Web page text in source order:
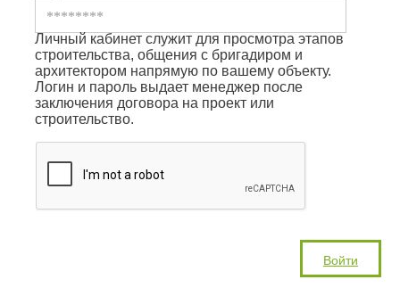
Личный кабинет служит для просмотра этапов
строительства, общения с бригадиром и
архитектором напрямую по вашему объекту.
Логин и пароль выдает менеджер после
заключения договора на проект или
строительство.